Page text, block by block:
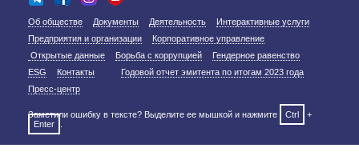
Об обществе Документы Деятельность
Интерактивные услуги
Предприятия и организации
Корпоративное управление
Открытые данные
Борьба с коррупцией
Гендерное равенство
ESG
Контакты
Годовой отчет эмитента по итогам 2023 года
Пресс-центр
Заметили ошибку в тексте? Выделите ее мышкой и нажмите Ctrl
+
Enter